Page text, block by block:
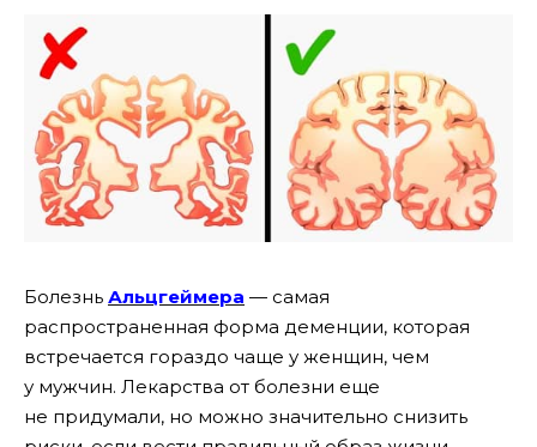
Болезнь Альцгеймера — самая
распространенная форма деменции, которая
встречается гораздо чаще у женщин, чем
у мужчин. Лекарства от болезни еще
не придумали, но можно значительно снизить